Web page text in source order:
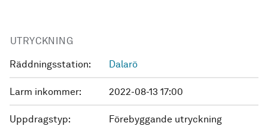
UTRYCKNING
Räddningsstation: Dalarö
Larm inkommer: 2022-08-13 17:00
Uppdragstyp: Förebyggande utryckning